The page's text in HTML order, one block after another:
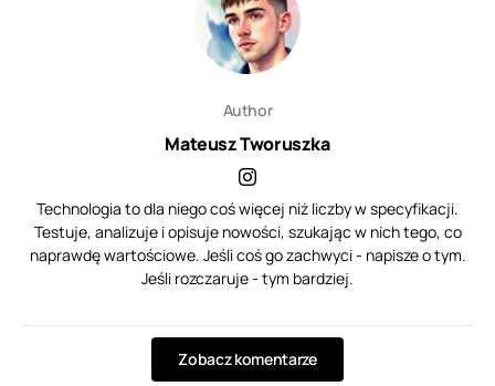
Author
Mateusz Tworuszka
Technologia to dla niego coś więcej niż liczby w specyfikacji.
Testuje, analizuje i opisuje nowości, szukając w nich tego, co
naprawdę wartościowe. Jeśli coś go zachwyci - napisze o tym.
Jeśli rozczaruje - tym bardziej.
Zobacz komentarze